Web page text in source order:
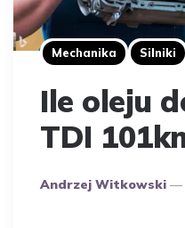
Mechanika Silniki
Ile oleju
TDI
Opublikowany
Andrzej Witkowski